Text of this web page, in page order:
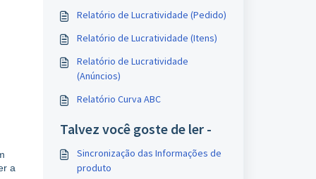
a
Relatório de Lucratividade (Pedido)
Relatório de Lucratividade (Itens)
Relatório de Lucratividade
(Anúncios)
Relatório Curva ABC
Talvez você goste de ler -
Sincronização das Informações de
produto